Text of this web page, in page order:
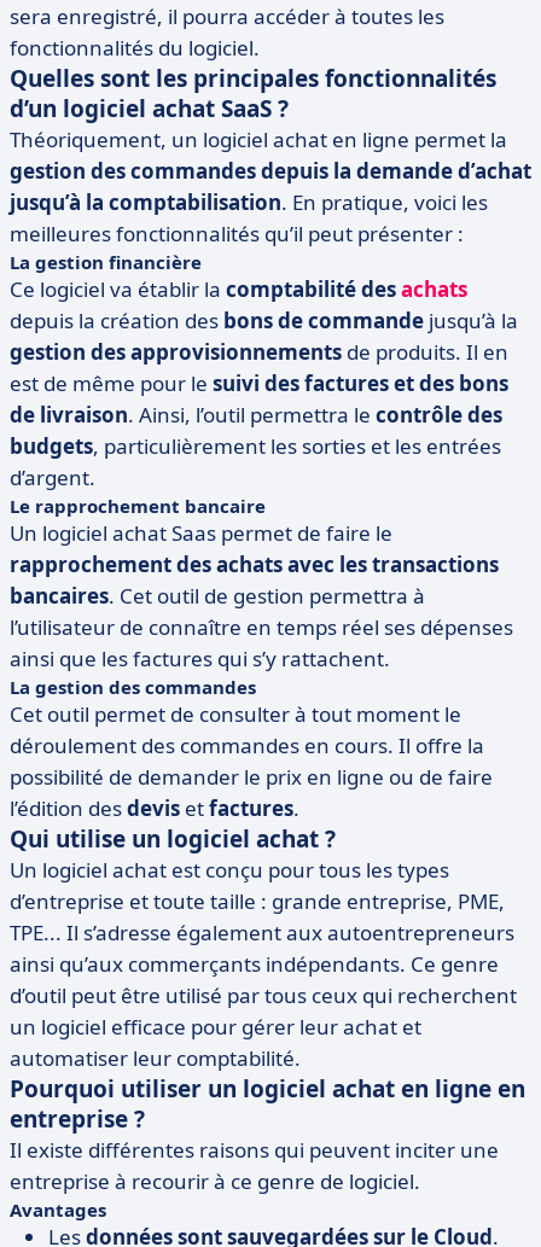
sera enregistré, il pourra accéder à toutes les
fonctionnalités du logiciel.
Quelles sont les principales fonctionnalités
d’un logiciel achat SaaS ?
Théoriquement, un logiciel achat en ligne permet la
gestion des commandes depuis la demande d’achat
jusqu’à la comptabilisation. En pratique, voici les
meilleures fonctionnalités qu’il peut présenter :
La gestion financière
Ce logiciel va établir la comptabilitédesachats
depuis la création des bons de commande jusqu’à la
gestion des approvisionnements de produits. Il en
est de même pour le suivi des factures et des bons
de livraison. Ainsi, l’outil permettra le contrôle des
budgets, particulièrement les sorties et les entrées
d’argent.
Le rapprochement bancaire
Un logiciel achat Saas permet de faire le
rapprochement des achats avec les transactions
bancaires. Cet outil de gestion permettra à
l’utilisateur de connaître en temps réel ses dépenses
ainsi que les factures qui s’y rattachent.
La gestion des commandes
Cet outil permet de consulter à tout moment le
déroulement des commandes en cours. Il offre la
possibilité de demander le prix en ligne ou de faire
l’édition desdevis etfactures.
Qui utilise un logiciel achat ?
Un logiciel achat est conçu pour tous les types
d’entreprise et toute taille : grande entreprise, PME,
TPE... Il s’adresse également aux autoentrepreneurs
ainsi qu’aux commerçants indépendants. Ce genre
d’outil peut être utilisé par tous ceux qui recherchent
un logiciel efficace pour gérer leur achat et
automatiser leur comptabilité.
Pourquoi utiliser un logiciel achat en ligne en
entreprise ?
Il existe différentes raisons qui peuvent inciter une
entreprise à recourir à ce genre de logiciel.
Avantages
Lesdonnées sont sauvegardées sur le Cloud.